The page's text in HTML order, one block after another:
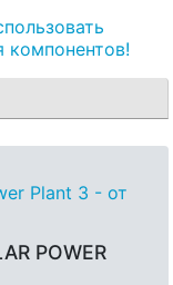
компонентов!
Plant 3 - от
POWER